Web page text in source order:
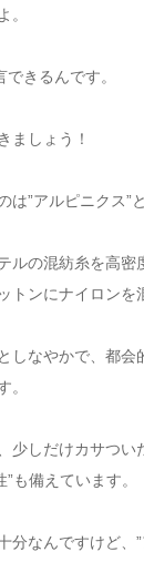
。
できるんです。
ましょう！
は”アルピニクス”
ルの混紡糸を高密
トンにナイロンを
しなやかで、都会
。
少しだけカサつい
”も備えています。
分なんですけど、